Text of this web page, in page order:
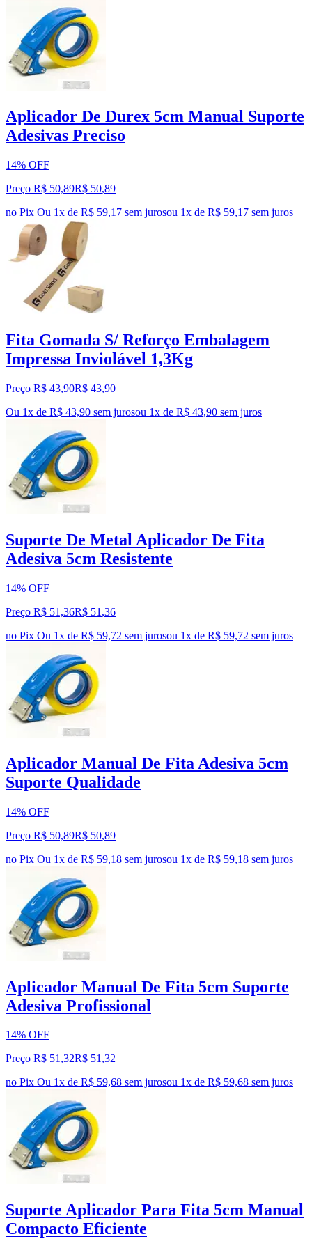
Aplicador De Durex 5cm Manual Suporte
Adesivas Preciso
14% OFF
Preço R$ 50,89R$ 50,89
no Pix Ou 1x de R$ 59,17 sem jurosou 1x de R$ 59,17 sem juros
Fita Gomada S/ Reforço Embalagem
Impressa Inviolável 1,3Kg
Preço R$ 43,90R$ 43,90
Ou 1x de R$ 43,90 sem jurosou 1x de R$ 43,90 sem juros
Suporte De Metal Aplicador De Fita
Adesiva 5cm Resistente
14% OFF
Preço R$ 51,36R$ 51 ,36
no Pix Ou 1x de R$ 59,72 sem jurosou 1x de R$ 59,72 sem juros
Aplicador Manual De Fita Adesiva 5cm
Suporte Qualidade
14% OFF
Preço R$ 50,89R$ 50,89
no Pix Ou 1x de R$ 59,18 sem jurosou 1x de R$ 59,18 sem juros
Aplicador Manual De Fita 5cm Suporte
Adesiva Profissional
14% OFF
Preço R$ 51,32R$ 51,32
no Pix Ou 1x de R$ 59,68 sem jurosou 1x de R$ 59,68 sem juros
Suporte Aplicador Para Fita 5cm Manual
Compacto Eficiente